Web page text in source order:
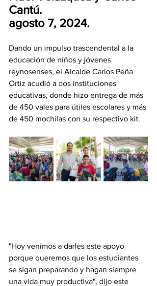
Cantú.
agosto 7, 2024.
Dando un impulso trascendental a la
educación de niños y jóvenes
reynosenses, el Alcalde Carlos Peña
Ortiz acudió a dos instituciones
educativas, donde hizo entrega de más
de 450 vales para útiles escolares y más
de 450 mochilas con su respectivo kit.
"Hoy venimos a darles este apoyo
porque queremos que los estudiantes
se sigan preparando y hagan siempre
una vida muy productiva", dijo este